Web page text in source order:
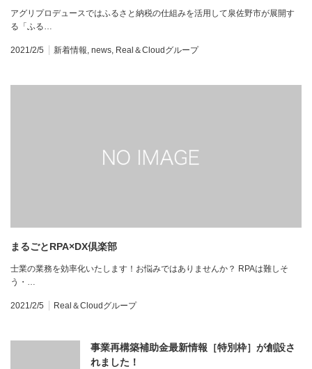
アグリプロデュースではふるさと納税の仕組みを活用して泉佐野市が展開す
る「ふる…
2021/2/5 新着情報, news, Real＆Cloudグループ
まるごとRPA×DX倶楽部
士業の業務を効率化いたします！お悩みではありませんか？ RPAは難しそ
う・…
2021/2/5 Real＆Cloudグループ
事業再構築補助金最新情報［特別枠］が創設さ
れました！